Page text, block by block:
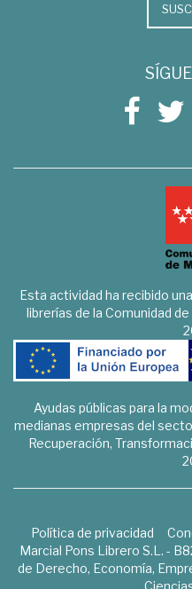
Esta actividad ha recibido
librerías de la Comunidad
Ayudas públicas para la
medianas empresas del
Recuperación,
Política de privacidad
Marcial Pons Librero S.L. -
de Derecho, Economía,